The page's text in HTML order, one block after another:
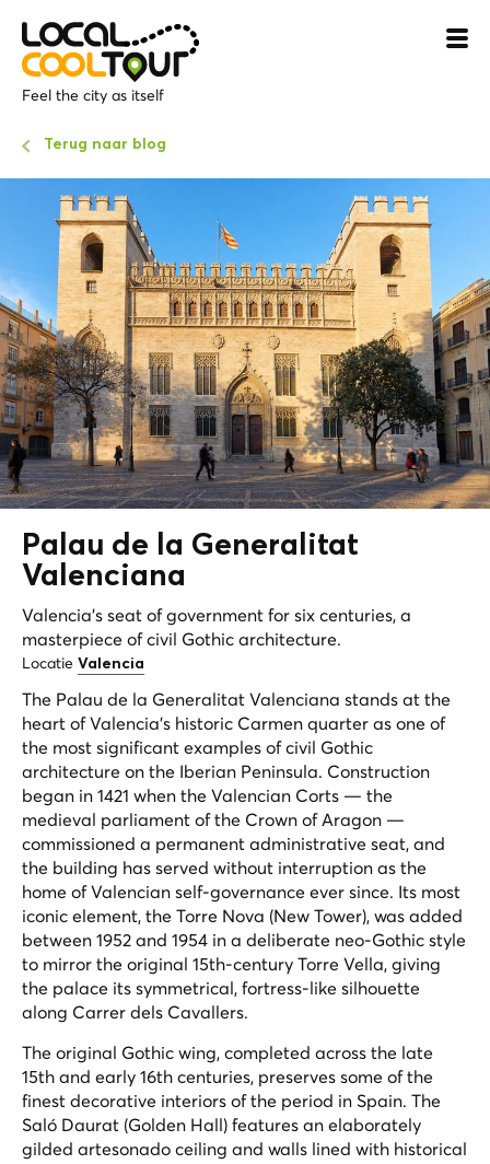
Feel the city as itself
Terug naar blog
Palau de la Generalitat
Valenciana
Valencia's seat of government for six centuries, a
masterpiece of civil Gothic architecture.
Locatie Valencia
The Palau de la Generalitat Valenciana stands at the
heart of Valencia's historic Carmen quarter as one of
the most significant examples of civil Gothic
architecture on the Iberian Peninsula. Construction
began in 1421 when the Valencian Corts — the
medieval parliament of the Crown of Aragon —
commissioned a permanent administrative seat, and
the building has served without interruption as the
home of Valencian self-governance ever since. Its most
iconic element, the Torre Nova (New Tower), was added
between 1952 and 1954 in a deliberate neo-Gothic style
to mirror the original 15th-century Torre Vella, giving
the palace its symmetrical, fortress-like silhouette
along Carrer dels Cavallers.
The original Gothic wing, completed across the late
15th and early 16th centuries, preserves some of the
finest decorative interiors of the period in Spain. The
Saló Daurat (Golden Hall) features an elaborately
gilded artesonado ceiling and walls lined with historical